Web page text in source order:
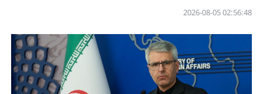
02:56:48 2026-08-05